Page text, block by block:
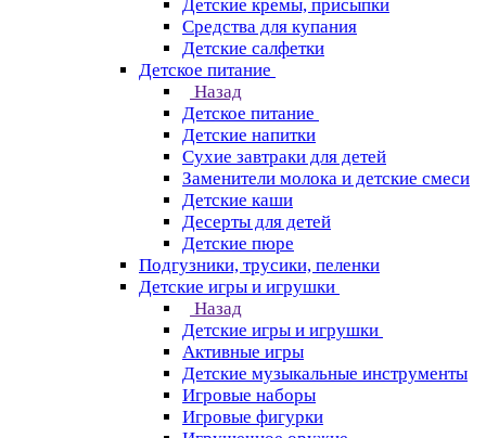
Детские кремы, присыпки
Средства для купания
Детские салфетки
Детское питание
Назад
Детское питание
Детские напитки
Сухие завтраки для детей
Заменители молока и детские смеси
Детские каши
Десерты для детей
Детские пюре
Подгузники, трусики, пеленки
Детские игры и игрушки
Назад
Детские игры и игрушки
Активные игры
Детские музыкальные инструменты
Игровые наборы
Игровые фигурки